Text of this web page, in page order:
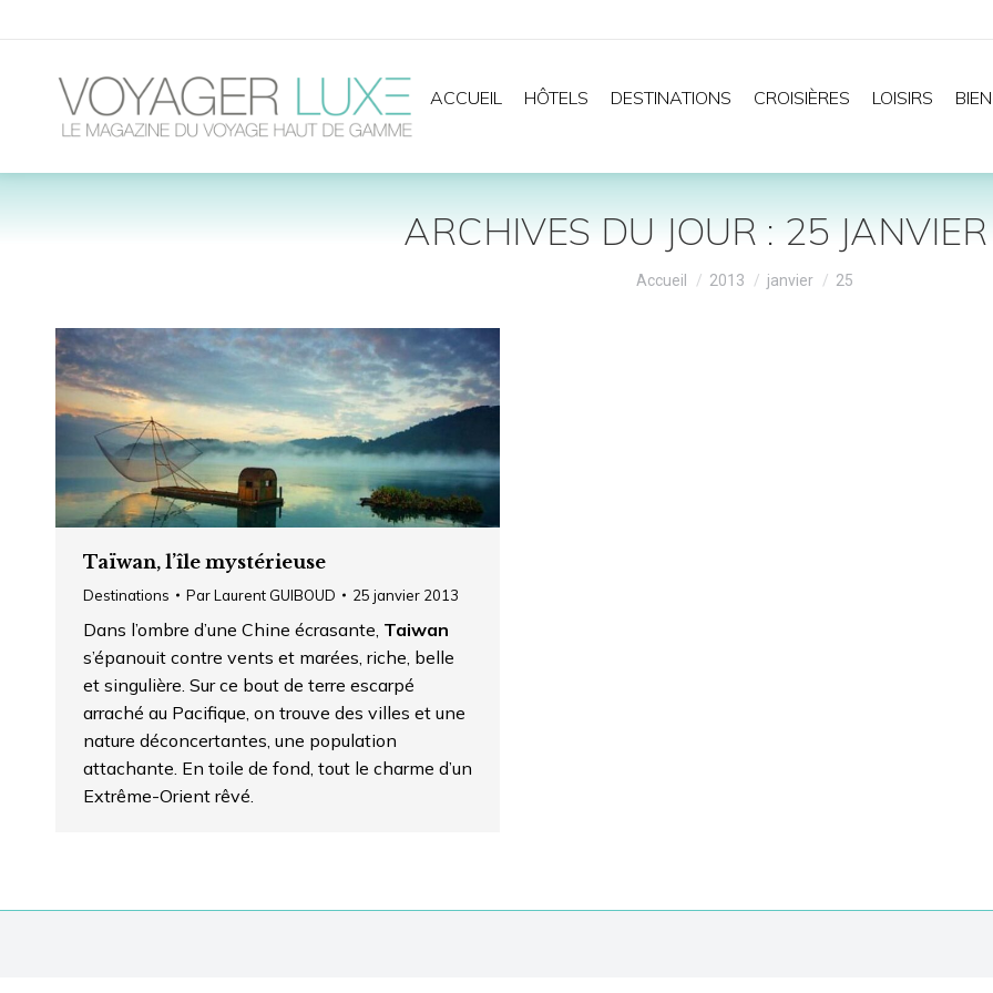
ACCUEIL HÔTELS DESTINATIONS CROISIÈRES LOISIRS
ARCHIVES DU JOUR :25
Vous êtes ici :
Accueil 2013 janvier 25
Taïwan, l’île mystérieuse
Destinations ParLaurent GUIBOUD 25 janvier 2013
Dans l’ombre d’une Chine écrasante, Taiwan
s’épanouit contre vents et marées, riche, belle
et singulière. Sur ce bout de terre escarpé
arraché au Pacifique, on trouve des villes et une
nature déconcertantes, une population
attachante. En toile de fond, tout le charme d’un
Extrême-Orient rêvé.